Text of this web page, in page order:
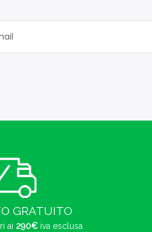
GRATUITO
ai 290€iva esclusa